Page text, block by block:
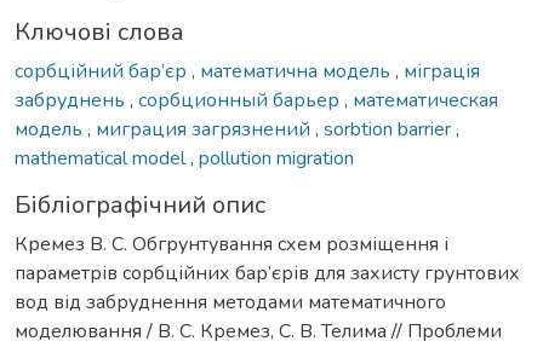
Ключові слова
сорбційний бар’єр , математична модель , міграція
забруднень , сорбционный барьер , математическая
модель , миграция загрязнений , sorbtion barrier,
mathematical model, pollution migration
Бібліографічний опис
Кремез В. С. Обгрунтування схем розміщення і
параметрів сорбційних бар’єрів для захисту грунтових
вод від забруднення методами математичного
моделювання / В. С. Кремез, С. В. Телима // Проблеми